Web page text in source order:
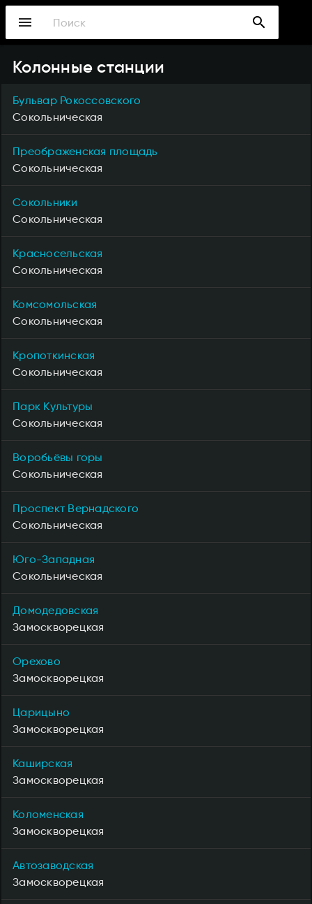
Перейти
основному
содержанию
menu search
Колонные станции
Бульвар Рокоссовского
Сокольническая
Преображенская площадь
Сокольническая
Сокольники
Сокольническая
Красносельская
Сокольническая
Комсомольская
Сокольническая
Кропоткинская
Сокольническая
Парк Культуры
Сокольническая
Воробьёвы горы
Сокольническая
Проспект Вернадского
Сокольническая
Юго-Западная
Сокольническая
Домодедовская
Замоскворецкая
Орехово
Замоскворецкая
Царицыно
Замоскворецкая
Каширская
Замоскворецкая
Коломенская
Замоскворецкая
Автозаводская
Замоскворецкая